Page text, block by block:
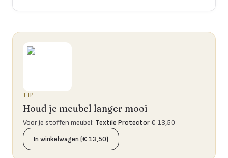
TIP
Houd je meubel langer mooi
Voor je stoffen meubel: Textile Protector€ 13,50
In winkelwagen (€ 13,50)